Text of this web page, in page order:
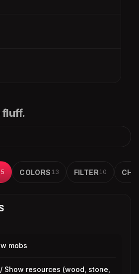
fluff.
COLORS 13 FILTER10
mobs
Show resources (wood, stone,